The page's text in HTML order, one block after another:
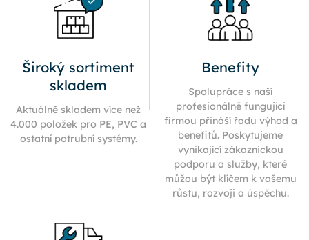
Široký sortiment
skladem
Aktuálně skladem více než
4.000 položek pro PE, PVC a
ostatní potrubní systémy.
Benefity
Spolupráce s naší
profesionálně fungující
firmou přináší řadu výhod a
benefitů. Poskytujeme
vynikající zákaznickou
podporu a služby, které
můžou být klíčem k vašemu
růstu, rozvoji a úspěchu.